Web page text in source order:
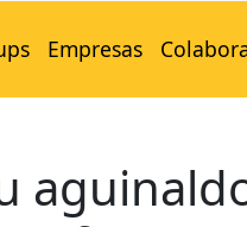
Empresas